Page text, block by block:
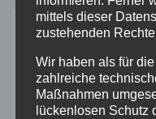
Related Post
ALTENKIRCHEN
mittels dieser
zustehenden
Wir haben als für
zahlreiche
Maßnahmen
lückenlosen Schutz